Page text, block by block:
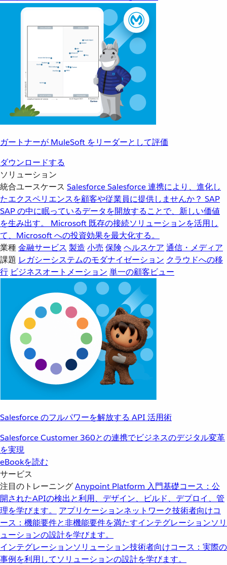
ガートナーが MuleSoft をリーダーとして評価
ダウンロードする
ソリューション
統合ユースケース SalesforceSalesforce 連携により、進化し
たエクスペリエンスを顧客や従業員に提供しませんか？ SAP
SAP の中に眠っているデータを開放することで、新しい価値
を生み出す。
Microsoft 既存の接続ソリューションを活用し
て、Microsoft への投資効果を最大化する。
業種金融サービス 製造 小売 保険 ヘルスケア 通信・メディア
課題 レガシーシステムのモダナイゼーション クラウドへの移
行 ビジネスオートメーション 単一の顧客ビュー
Salesforce のフルパワーを解放する API 活用術
Salesforce Customer 360との連携でビジネスのデジタル変革
を実現
eBookを読む
サービス
注目のトレーニングAnypoint Platform 入門基礎コース：公
開されたAPIの検出と利用、デザイン、ビルド、デプロイ、管
理を学びます。
アプリケーションネットワーク技術者向けコ
ース：機能要件と非機能要件を満たすインテグレーションソリ
ューションの設計を学びます。
インテグレーションソリューション技術者向けコース：実際の
事例を利用してソリューションの設計を学びます。